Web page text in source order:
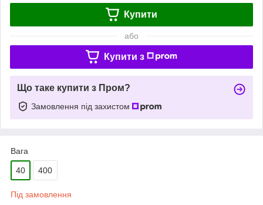
Купити
або
Купити з
Що таке купити з Пром?
Замовлення під захистом
Вага
40 400
Під замовлення